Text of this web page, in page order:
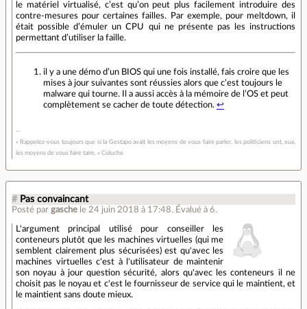
le matériel virtualisé, c’est qu’on peut plus facilement introduire des
contre-mesures pour certaines failles. Par exemple, pour meltdown, il
était possible d’émuler un CPU qui ne présente pas les instructions
permettant d’utiliser la faille.
il y a une démo d’un BIOS qui une fois installé, fais croire que les
mises à jour suivantes sont réussies alors que c’est toujours le
malware qui tourne. Il a aussi accès à la mémoire de l’OS et peut
complètement se cacher de toute détection. ↩
« Rappelez-vous toujours que si la Gestapo avait les moyens de vous faire parler, les politiciens ont, eux,
les moyens de vous faire taire. » Coluche
# Pas convaincant
Posté par gasche le 24 juin 2018 à 17:48. Évalué à 6.
L'argument principal utilisé pour conseiller les
conteneurs plutôt que les machines virtuelles (qui me
semblent clairement plus sécurisées) est qu'avec les
machines virtuelles c'est à l'utilisateur de maintenir
son noyau à jour question sécurité, alors qu'avec les conteneurs il ne
choisit pas le noyau et c'est le fournisseur de service qui le maintient, et
le maintient sans doute mieux.